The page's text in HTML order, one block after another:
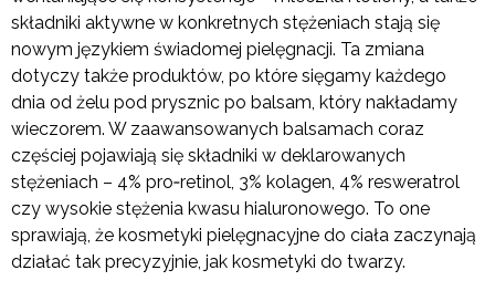
składniki aktywne w konkretnych stężeniach stają się
nowym językiem świadomej pielęgnacji. Ta zmiana
dotyczy także produktów, po które sięgamy każdego
dnia od żelu pod prysznic po balsam, który nakładamy
wieczorem. W zaawansowanych balsamach coraz
częściej pojawiają się składniki w deklarowanych
stężeniach – 4% pro‑retinol, 3% kolagen, 4% resweratrol
czy wysokie stężenia kwasu hialuronowego. To one
sprawiają, że kosmetyki pielęgnacyjne do ciała zaczynają
działać tak precyzyjnie, jak kosmetyki do twarzy.